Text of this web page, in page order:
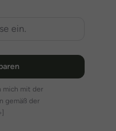
mich mit der
gemäß der